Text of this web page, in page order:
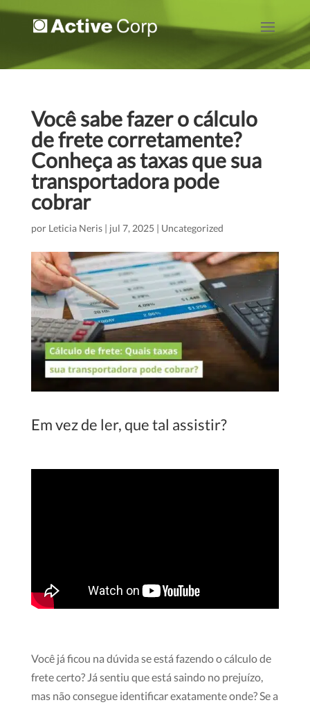
Você sabe fazer o cálculo
de frete corretamente?
Conheça as taxas que sua
transportadora pode
cobrar
por Leticia Neris| jul 7, 2025 | Uncategorized
Em vez de ler, que tal assistir?
Você já ficou na dúvida se está fazendo o cálculo de
frete certo? Já sentiu que está saindo no prejuízo,
mas não consegue identificar exatamente onde? Se a